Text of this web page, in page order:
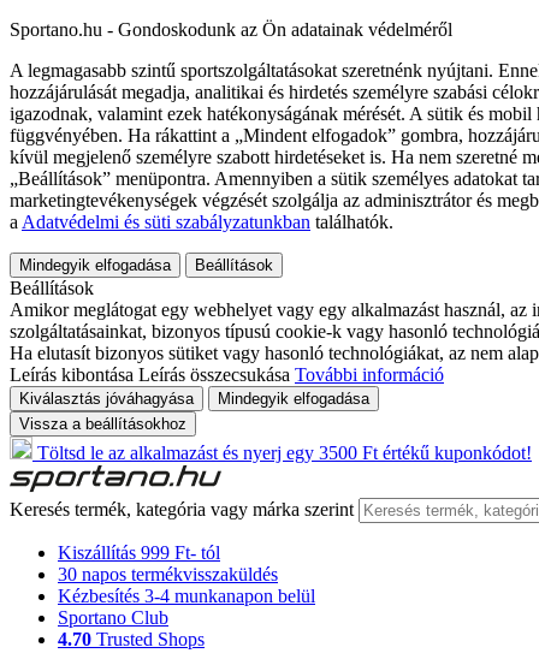
Sportano.hu - Gondoskodunk az Ön adatainak védelméről
A legmagasabb szintű sportszolgáltatásokat szeretnénk nyújtani.
hozzájárulását megadja, analitikai és hirdetés személyre szabási
igazodnak, valamint ezek hatékonyságának mérését. A sütik és
függvényében. Ha rákattint a „Mindent elfogadok” gombra,
kívül megjelenő személyre szabott hirdetéseket is. Ha nem szeretné
„Beállítások” menüpontra. Amennyiben a sütik személyes adatokat
marketingtevékenységek végzését szolgálja az adminisztrátor és
a Adatvédelmi és süti szabályzatunkban találhatók.
Mindegyik elfogadása Beállítások
Beállítások
Amikor meglátogat egy webhelyet vagy egy alkalmazást használ,
szolgáltatásainkat, bizonyos típusú cookie-k vagy hasonló
Ha elutasít bizonyos sütiket vagy hasonló technológiákat, az nem
Leírás kibontása Leírás összecsukása További információ
Kiválasztás jóváhagyása
Mindegyik elfogadása
Vissza a beállításokhoz
Töltsd le az alkalmazást és nyerj egy 3500 Ft értékű kuponkódot!
Keresés termék, kategória vagy márka szerint
Kiszállítás 999 Ft- tól
30 napos termékvisszaküldés
Kézbesítés 3-4 munkanapon belül
Sportano Club
4.70 Trusted Shops